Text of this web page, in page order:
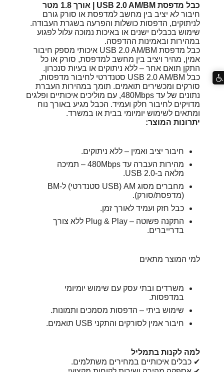
כבל מדפסת USB 2.0 AM/BM | אורך 1.8 מטר
חיבור לא יציב בין מחשב למדפסת או סורק גורם
לניתוקים, הדפסות כושלות והפרעה בשגרת העבודה.
שימוש בכבלים ישנים או באיכות נמוכה עלול לפגוע
במהירות ובאמינות ההדפסה.
כבל מדפסת USB 2.0 AM/BM איכותי מספק חיבור
אמין, מהיר ויציב בין מחשב למדפסת, סורק או כל
התקן תואם אחר – ללא ניתוקים או בעיות סנכרון.
כבל USB 2.0 AM/BM סטנדרטי לחיבור מדפסות,
סורקים ומכשירים תואמים. תומך במהירות העברת
נתונים של עד ‎480Mbps, עם מוליכים איכותיים ופלגים
מדויקים לחיבור חלק ועמיד. הכבל מגיע באורך נוח
ומתאים לשימוש יומיומי בבית או במשרד.
יתרונות המוצר:
חיבור יציב ואמין – ללא ניתוקים.
מהירות העברה עד ‎480Mbps – תמיכה
מלאה ב-USB 2.0.
מחברים מסוג AM (USB סטנדרטי) ל-BM
(מדפסת/סורק).
כבל חזק ועמיד לאורך זמן.
התקנה פשוטה – Plug & Play ללא צורך
בדרייברים.
למי המוצר מתאים
משרדים ובתי עסק עם שימוש יומיומי
במדפסות.
שימוש ביתי – הדפסות מסמכים ותמונות.
חיבור אמין לסורקים והתקני USB תואמים.
למה לקנות בתמליל
✔ כבלים איכותיים במחירים משתלמים.